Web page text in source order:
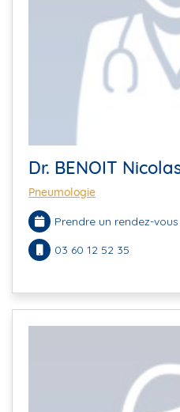
Dr. BENOIT
Pneumologie
Prendre un rendez-
03 60 12 52 35